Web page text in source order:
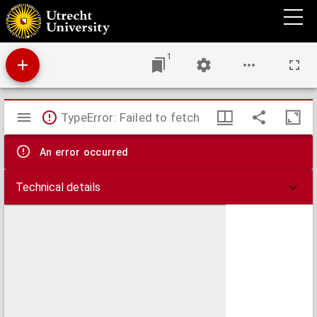
Plan van eenige geprojecteerde werken dienende ter verbeeteringe en versterckinge
van het laage front der buitenwercken van Maastricht, begreepen tussen de St. Pieters
poort en de rivier de Maas.
1
Mirador
viewer
TypeError: Failed to fetch
An error occurred
Technical details